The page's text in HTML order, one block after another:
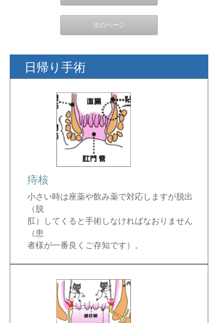
次のページ
日帰り手術
痔核
小さい時は座薬や飲み薬で対応しますが脱出
（脱
肛）してくると手術しなければなおりません
（患
者様が一番良くご存知です）。